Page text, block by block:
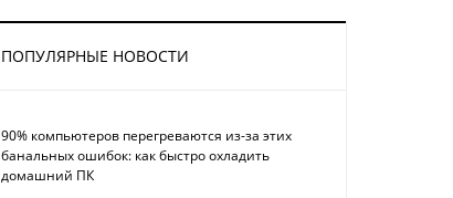
ПОПУЛЯРНЫЕ НОВОСТИ
90% компьютеров перегреваются из-за этих
банальных ошибок: как быстро охладить
домашний ПК